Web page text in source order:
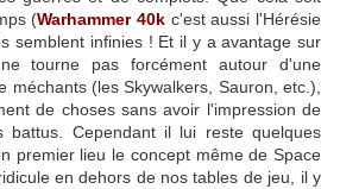
(Warhammer 40k c'est aussi l'Hérésie
semblent infinies ! Et il y a avantage sur
tourne pas forcément autour d'une
méchants (les Skywalkers, Sauron, etc.),
de choses sans avoir l'impression de
battus. Cependant il lui reste quelques
premier lieu le concept même de Space
en dehors de nos tables de jeu, il y